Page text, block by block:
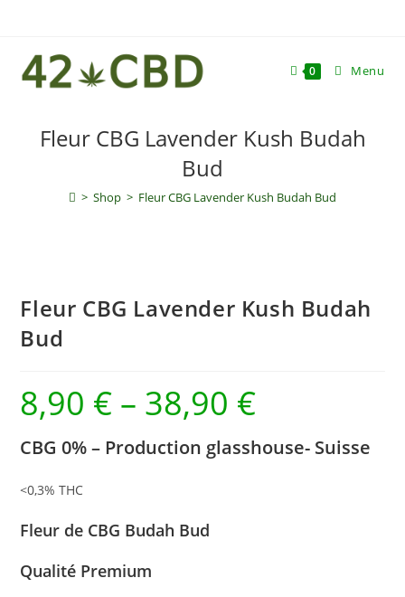
content
0 Menu
Fleur CBG Lavender Kush Budah
Bud
> Shop > Fleur CBG Lavender Kush Budah Bud
Fleur CBG Lavender Kush Budah
Bud
8,90 € – 38,90 €
CBG 0% – Production glasshouse- Suisse
<0,3% THC
Fleur de CBG Budah Bud
Qualité Premium